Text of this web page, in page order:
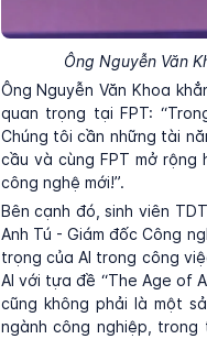
Ông Nguyễn Văn
Ông Nguyễn Văn Khoa
quan trọng tại FPT:
Chúng tôi cần những tài
cầu và cùng FPT mở rộng
công nghệ mới!”.
Bên cạnh đó, sinh viên
Anh Tú - Giám đốc Công
trọng của AI trong công
AI với tựa đề “The Age of
cũng không phải là một
ngành công nghiệp,